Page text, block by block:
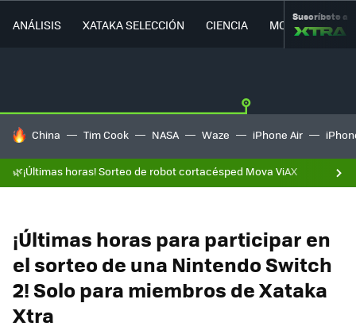
ANÁLISIS XATAKA SELECCIÓN CIENCIA MOVILIDAD
Suscríbete a
HOY SE HABLA DE
China Tim Cook NASA Waze iPhone Air
🌿¡Últimas horas! Sorteo de robot cortacésped Mova ViAX
¡Últimas horas para participar en
el sorteo de una Nintendo Switch
2! Solo para miembros de Xataka
Xtra